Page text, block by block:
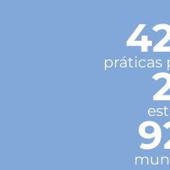
práticas